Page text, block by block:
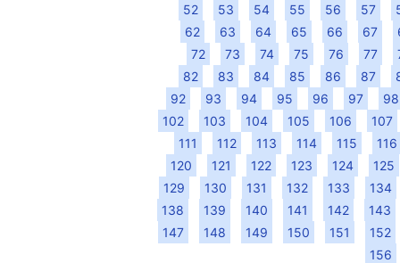
52
53 54 55 56 57
62
63 64 65 66 67
72
73 74 75 76 77
82
83 84 85 86 87
92
93 94 95 96 97
98
102
103 104 105 106
107
111
112 113 114 115
116
120
121 122 123 124
125
129
130 131 132 133
134
138
139 140 141 142
143
147
148 149 150 151
152
156